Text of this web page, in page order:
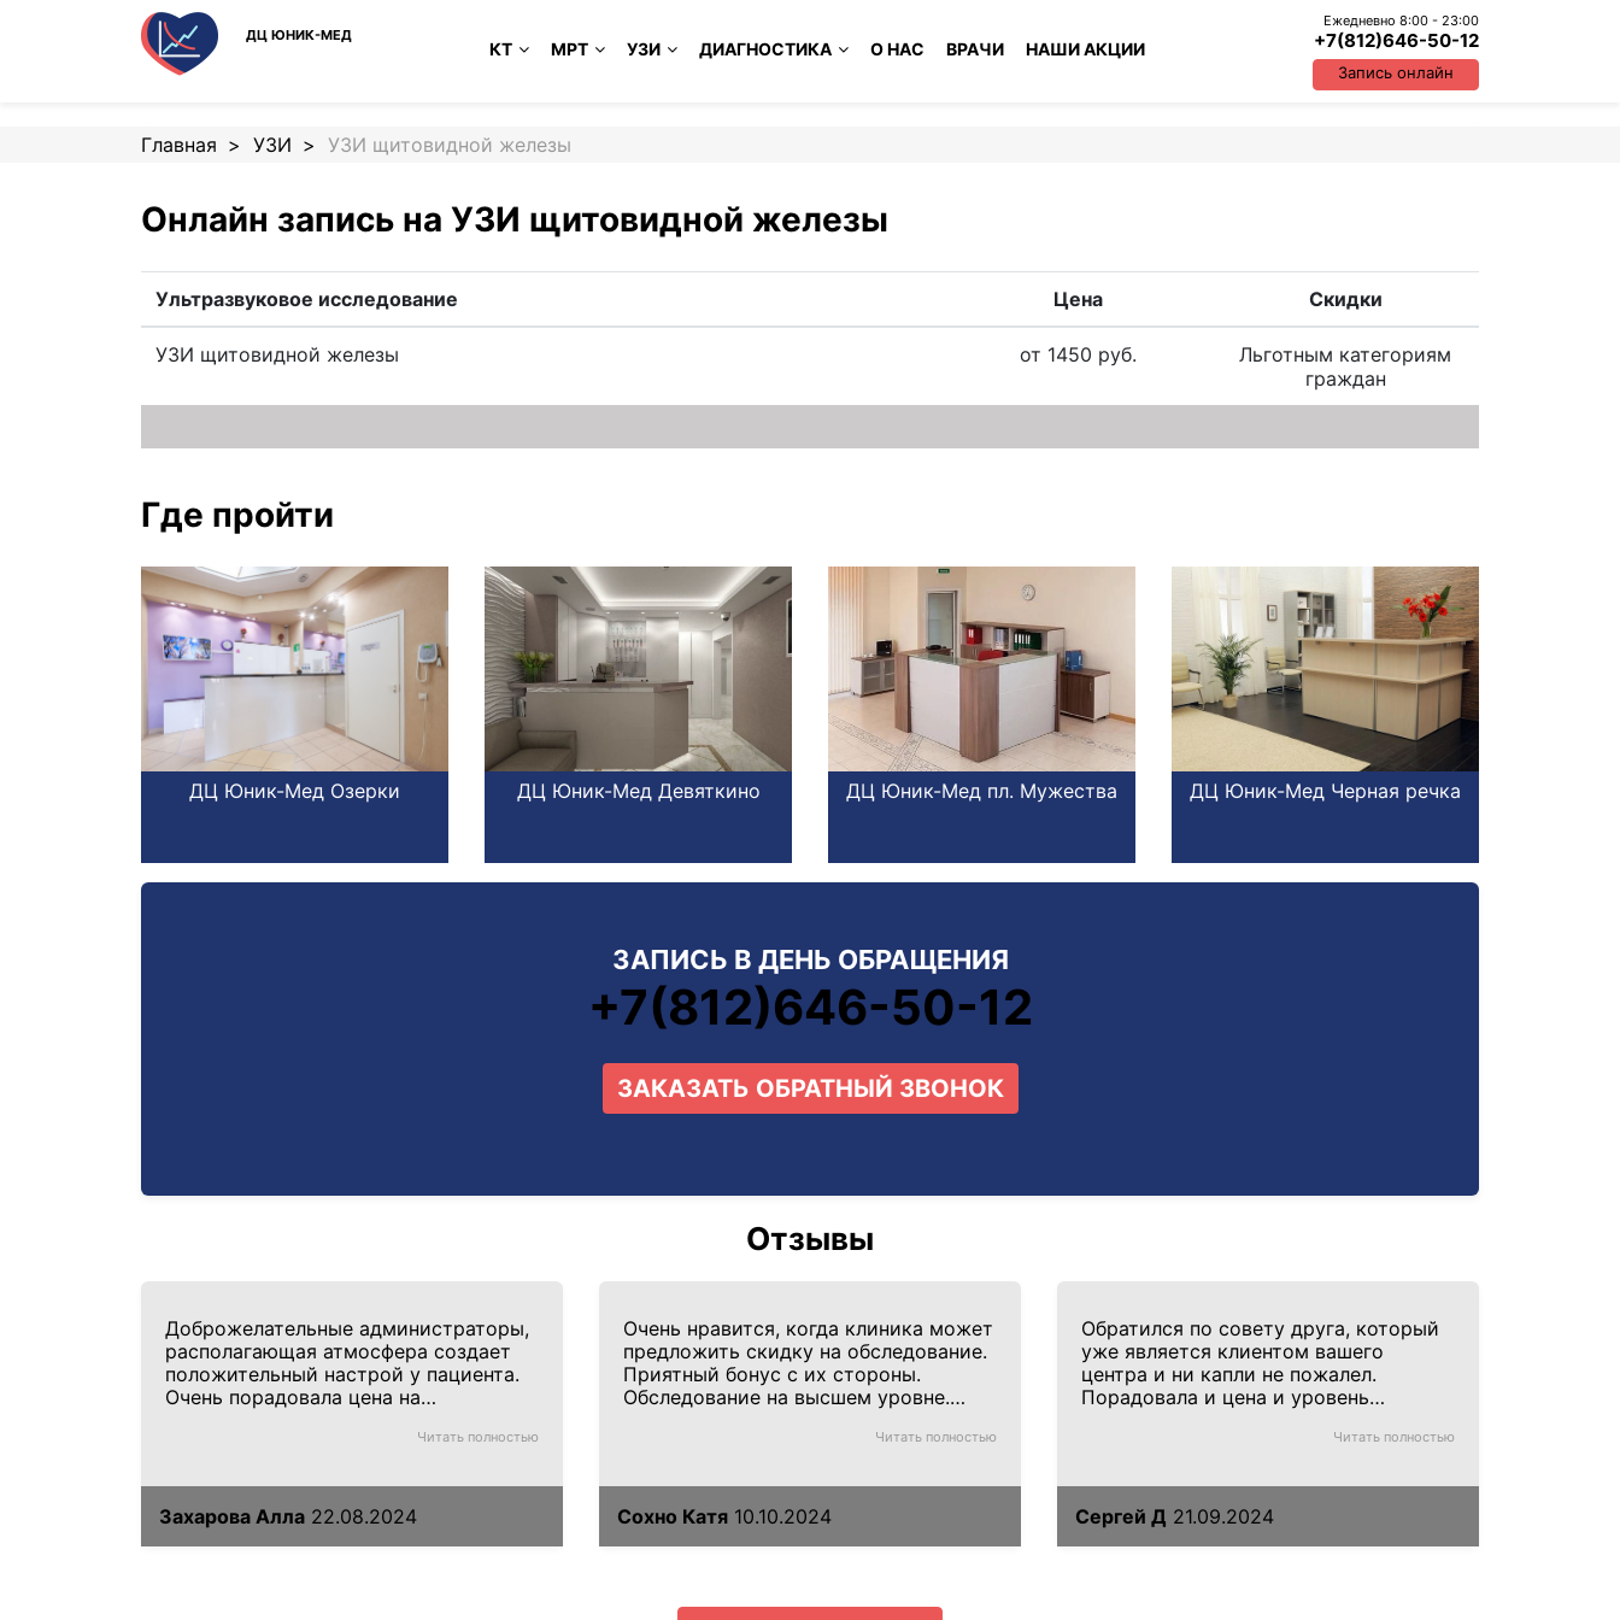
ДЦ ЮНИК-МЕД
КТ МРТ УЗИ ДИАГНОСТИКА О НАС ВРАЧИ НАШИ АКЦИИ
Ежедневно 8:00 - 23:00
+7(812)646-50-12
Запись онлайн
Главная УЗИ УЗИ щитовидной железы
Онлайн запись на УЗИ щитовидной железы
Ультразвуковое исследование Цена Скидки
УЗИ щитовидной железы от 1450 руб.
Льготным категориям
граждан
Где пройти
ДЦ Юник-Мед Озерки ДЦ Юник-Мед Девяткино ДЦ Юник-Мед пл. Мужества ДЦ Юник-Мед Черная речка
ЗАПИСЬ В ДЕНЬ ОБРАЩЕНИЯ
+7(812)646-50-12
ЗАКАЗАТЬ ОБРАТНЫЙ ЗВОНОК
Отзывы
Доброжелательные администраторы,
располагающая атмосфера создает
положительный настрой у пациента.
Очень порадовала цена на
высококвалифицированные.Читать полностью
Захарова Алла 22.08.2024
Очень нравится, когда клиника может
предложить скидку на обследование.
Приятный бонус с их стороны.
Обследование на высшем уровне.
вопросе, тактичен и приветлив.
квалифицированы.
Читать полностью
Сохно Катя 10.10.2024
Обратился по совету друга, который
уже является клиентом вашего
центра и ни капли не пожалел.
Порадовала и цена и уровень
пришлось долго ждать, врач ответил
Читать полностью
Сергей Д 21.09.2024